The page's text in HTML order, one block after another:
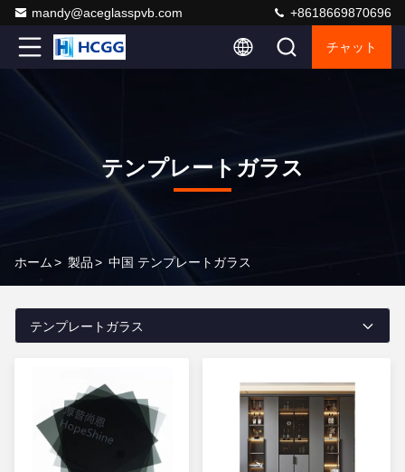
mandy@aceglasspvb.com +8618669870696
チャット
テンプレートガラス
ホーム> 製品> 中国 テンプレートガラス
テンプレートガラス